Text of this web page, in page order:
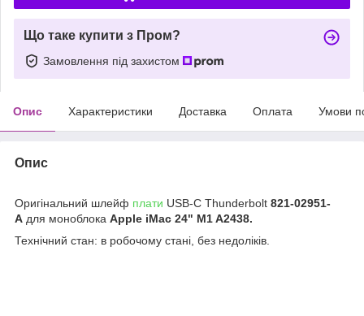
Що таке купити з Пром?
Замовлення під захистом
Опис Характеристики Доставка Оплата Умови
Опис
Оригінальний шлейф плати USB-C Thunderbolt 821-02951-
A для моноблока Apple iMac 24" M1 A2438.
Технічний стан: в робочому стані, без недоліків.